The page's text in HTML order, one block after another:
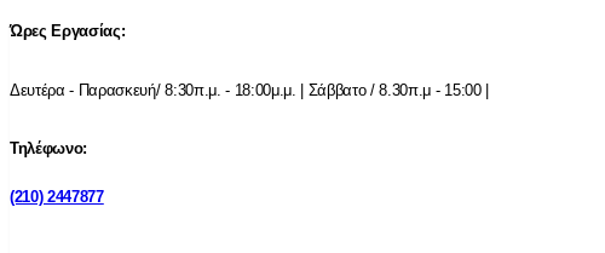
Ώρες Εργασίας:
Δευτέρα - Παρασκευή/ 8:30π.μ. - 18:00μ.μ. | Σάββατο / 8.30π.μ - 15:00 |
Τηλέφωνο:
(210) 2447877